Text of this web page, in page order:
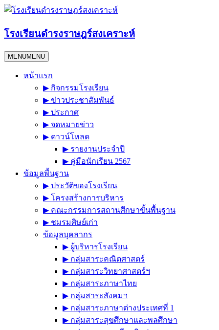
Skip
โรงเรียนดำรงราษฎร์สงเคราะห์
MENUMENU
หน้าแรก
▶︎ กิจกรรมโรงเรียน
▶︎ ข่าวประชาสัมพันธ์
▶︎ ประกาศ
▶︎ จดหมายข่าว
▶︎ ดาวน์โหลด
▶︎ รายงานประจำปี
▶︎ คู่มือนักเรียน 2567
ข้อมูลพื้นฐาน
▶︎ ประวัติของโรงเรียน
▶︎ โครงสร้างการบริหาร
▶︎ คณะกรรมการสถานศึกษาขั้นพื้นฐาน
▶︎ ชมรมศิษย์เก่า
ข้อมูลบุคลากร
▶︎ ผู้บริหารโรงเรียน
▶︎ กลุ่มสาระคณิตศาสตร์
▶︎ กลุ่มสาระวิทยาศาสตร์ฯ
▶︎ กลุ่มสาระภาษาไทย
▶︎ กลุ่มสาระสังคมฯ
▶︎ กลุ่มสาระภาษาต่างประเทศที่ 1
▶︎ กลุ่มสาระสุขศึกษาและพลศึกษา